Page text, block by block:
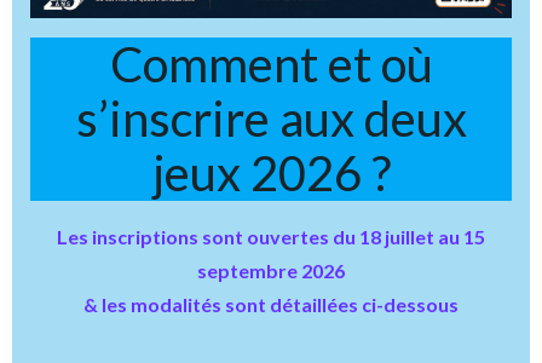
Comment et où
s’inscrire aux deux
jeux 2026 ?
Les inscriptions sont ouvertes du 18 juillet au 15
septembre 2026
& les modalités sont détaillées ci-dessous